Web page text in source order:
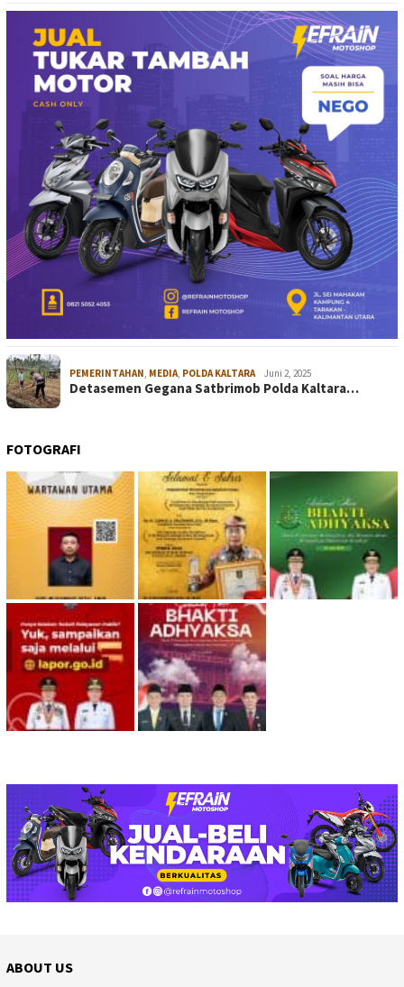
PEMERINTAHAN, MEDIA, POLDA KALTARA Juni 2, 2025
Detasemen Gegana Satbrimob Polda Kaltara…
FOTOGRAFI
ABOUT US